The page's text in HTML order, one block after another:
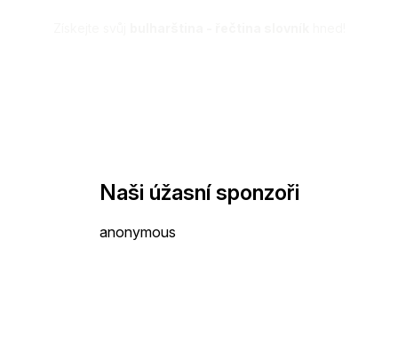
Naši úžasní sponzoři
anonymous